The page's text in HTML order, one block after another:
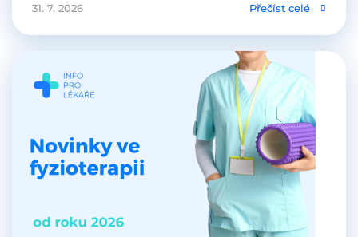
31. 7. 2026 Přečíst celé